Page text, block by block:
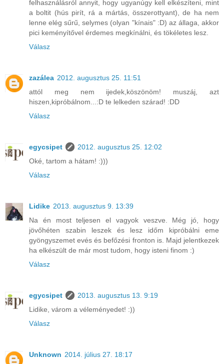
felhasználásról annyit, hogy ugyanúgy kell elkészíteni, mint
a boltit (hús pirít, rá a mártás, összerottyant), de ha nem
lenne elég sűrű, selymes (olyan "kínais" :D) az állaga, akkor
pici keményítővel érdemes megkínálni, és tökéletes lesz.
Válasz
zazálea 2012. augusztus 25. 11:51
attól meg nem ijedek,köszönöm! muszáj, azt
hiszen,kipróbálnom...:D te lelkeden szárad! :DD
Válasz
egycsipet
2012. augusztus 25. 12:02
Oké, tartom a hátam! :)))
Válasz
Lidike 2013. augusztus 9. 13:39
Na én most teljesen el vagyok veszve. Még jó, hogy
jövőhéten szabin leszek és lesz időm kipróbálni eme
gyöngyszemet evés és befőzési fronton is. Majd jelentkezek
ha elkészült de már most tudom, hogy isteni finom :)
Válasz
egycsipet
2013. augusztus 13. 9:19
Lidike, várom a véleményedet! :))
Válasz
Unknown 2014. július 27. 18:17